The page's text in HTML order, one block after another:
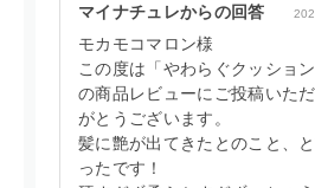
マイナチュレからの回答
モカモコマロン様
この度は「やわらぐクッション
の商品レビューにご投稿いた
がとうございます。
髪に艶が出てきたとのこと、
ったです！